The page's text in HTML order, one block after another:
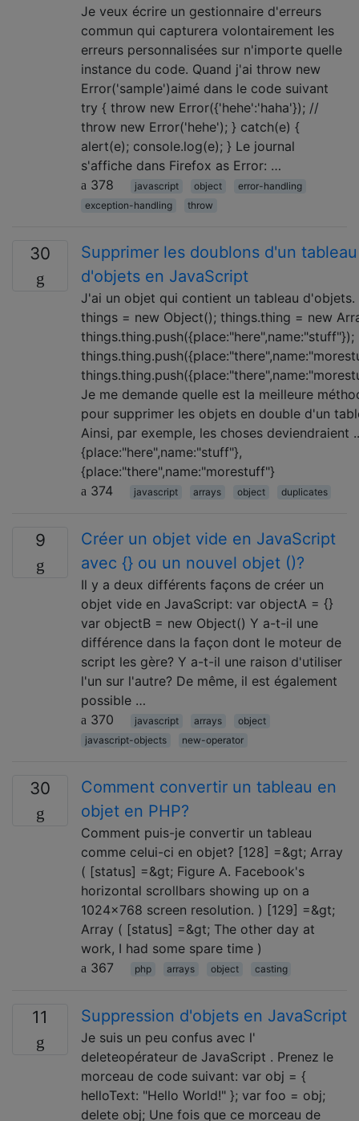
Je veux écrire un gestionnaire d'erreurs
commun qui capturera volontairement les
erreurs personnalisées sur n'importe quelle
instance du code. Quand j'ai throw new
Error('sample')aimé dans le code suivant
try { throw new Error({'hehe':'haha'}); //
throw new Error('hehe'); } catch(e) {
alert(e); console.log(e); } Le journal
s'affiche dans Firefox as Error: …
378
javascript object
error-handling
exception-handling
throw
30
Supprimer les doublons d'un tableau
d'objets en JavaScript
J'ai un objet qui contient un tableau d'objets.
things = new Object(); things.thing = new
things.thing.push({place:"here",name:"stuff"});
Je me demande quelle est la meilleure
pour supprimer les objets en double d'un
Ainsi, par exemple, les choses deviendraient
{place:"here",name:"stuff"},
{place:"there",name:"morestuff"}
374
javascript arrays object duplicates
9
Créer un objet vide en JavaScript
avec {} ou un nouvel objet ()?
Il y a deux différents façons de créer un
objet vide en JavaScript: var objectA = {}
var objectB = new Object() Y a-t-il une
différence dans la façon dont le moteur de
script les gère? Y a-t-il une raison d'utiliser
l'un sur l'autre? De même, il est également
possible …
370
javascript arrays
object
javascript-objects
new-operator
30
Comment convertir un tableau en
objet en PHP?
Comment puis-je convertir un tableau
comme celui-ci en objet? [128] =&gt; Array
( [status] =&gt; Figure A. Facebook's
horizontal scrollbars showing up on a
1024x768 screen resolution. ) [129] =&gt;
Array ( [status] =&gt; The other day at
work, I had some spare time )
367
php arrays object casting
11 Suppression d'objets en JavaScript
Je suis un peu confus avec l'
deleteopérateur de JavaScript . Prenez le
morceau de code suivant: var obj = {
helloText: "Hello World!" }; var foo = obj;
delete obj; Une fois que ce morceau de